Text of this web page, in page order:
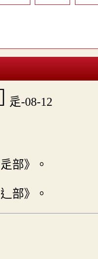
辵-08-12
辵部》。
辶部》。